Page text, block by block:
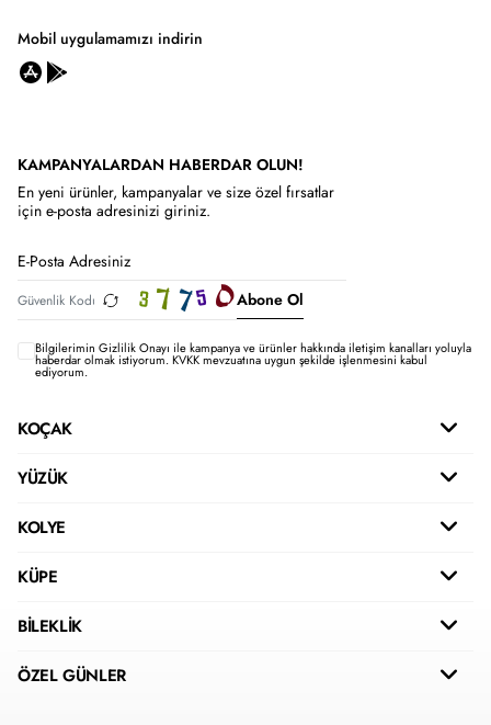
Mobil uygulamamızı indirin
KAMPANYALARDAN HABERDAR OLUN!
En yeni ürünler, kampanyalar ve size özel fırsatlar
için e-posta adresinizi giriniz.
Abone Ol
Bilgilerimin Gizlilik Onayı ile kampanya ve ürünler hakkında iletişim kanalları yoluyla
haberdar olmak istiyorum.KVKK mevzuatına uygun şekilde işlenmesini kabul
ediyorum.
KOÇAK
YÜZÜK
KOLYE
KÜPE
BİLEKLİK
ÖZEL GÜNLER